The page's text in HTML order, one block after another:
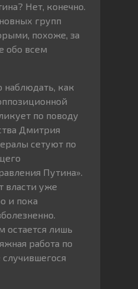
Нет, конечно.
групп
похоже, за
обо всем
наблюдать, как
по поводу
Дмитрия
сетуют по
Путина».
власти уже
и пока
лишь
работа по